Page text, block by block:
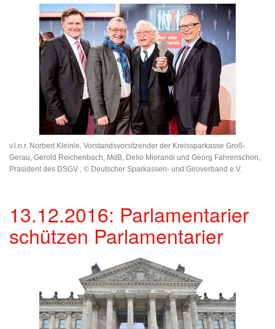
v.l.n.r. Norbert Kleinle, Vorstandsvorsitzender der Kreissparkasse Groß-
Gerau, Gerold Reichenbach, MdB, Delio Miorandi und Georg Fahrenschon,
Präsident des DSGV ; © Deutscher Sparkassen- und Giroverband e.V.
13.12.2016: Parlamentarier
schützen Parlamentarier